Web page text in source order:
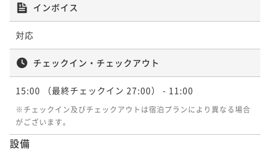
インボイス
対応
チェックイン・チェックアウト
15:00 （最終チェックイン 27:00） - 11:00
※チェックイン及びチェックアウトは宿泊プランにより異なる場合
がございます。
設備